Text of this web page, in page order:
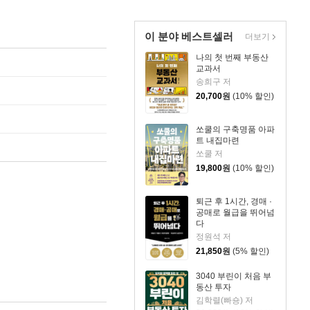
이 분야 베스트셀러
나의 첫 번째 부동산
교과서
송희구 저
20,700원 (10% 할인)
쏘쿨의 구축명품 아파
트 내집마련
쏘쿨 저
19,800원 (10% 할인)
퇴근 후 1시간, 경매 ·
공매로 월급을 뛰어넘
다
정원석 저
21,850원 (5% 할인)
3040 부린이 처음 부
동산 투자
김학렬(빠숑) 저
더보기